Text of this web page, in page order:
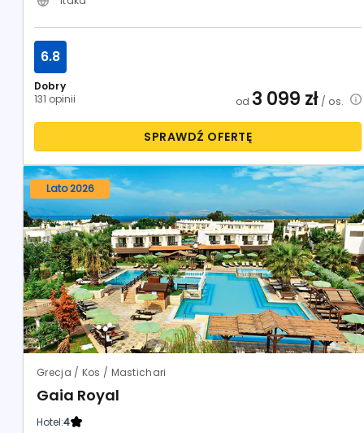
Dobry
131 opinii
6.8
od 3 099 zł/ os.
SPRAWDŹ OFERTĘ
Lato 2026
Grecja / Kos / Mastichari
Gaia Royal
Hotel:4